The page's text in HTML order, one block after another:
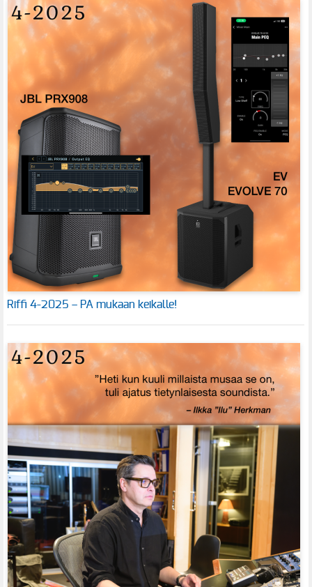
Riffi 4-2025 – PA mukaan keikalle!